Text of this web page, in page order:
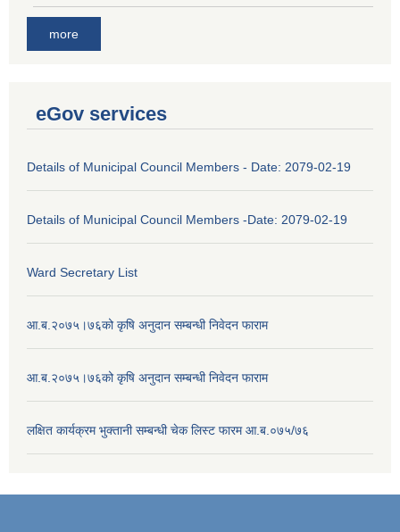
more
eGov services
Details of Municipal Council Members - Date: 2079-02-19
Details of Municipal Council Members -Date: 2079-02-19
Ward Secretary List
आ.ब.२०७५।७६को कृषि अनुदान सम्बन्धी निवेदन फाराम
आ.ब.२०७५।७६को कृषि अनुदान सम्बन्धी निवेदन फाराम
लक्षित कार्यक्रम भुक्तानी सम्बन्धी चेक लिस्ट फारम आ.ब.०७५/७६